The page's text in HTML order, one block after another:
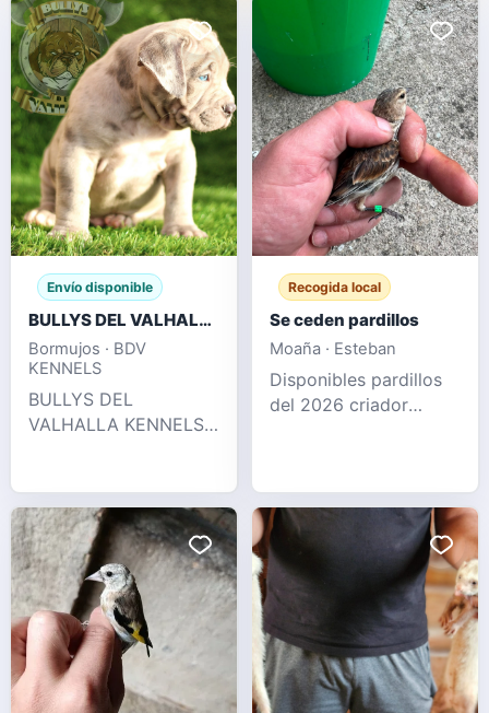
Envío disponible
BULLYS DEL VALHALLA KENNELS
Bormujos · BDV
KENNELS
BULLYS DEL
VALHALLA KENNELS
llamadas Espectacular
camada puramente XL
con 2 x Hulk
disponible, en su
pedigree podemos
encontrar perros como
ddk9's Hulk,
Alphadog's Iron Man,
Rbg King liguer, New
Recogida local
Se ceden pardillos
Moaña · Esteban
Disponibles pardillos
del 2026 criador